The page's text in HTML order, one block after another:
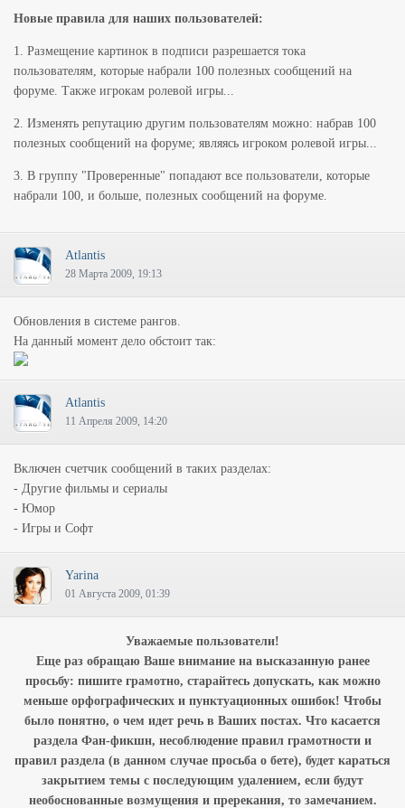
Новые правила для наших пользователей:
1. Размещение картинок в подписи разрешается тока
пользователям, которые набрали 100 полезных сообщений на
форуме. Также игрокам ролевой игры...
2. Изменять репутацию другим пользователям можно: набрав 100
полезных сообщений на форуме; являясь игроком ролевой игры...
3. В группу "Проверенные" попадают все пользователи, которые
набрали 100, и больше, полезных сообщений на форуме.
Atlantis
28 Марта 2009, 19:13
Обновления в системе рангов.
На данный момент дело обстоит так:
Atlantis
11 Апреля 2009, 14:20
Включен счетчик сообщений в таких разделах:
- Другие фильмы и сериалы
- Юмор
- Игры и Софт
Yarina
01 Августа 2009, 01:39
Уважаемые пользователи!
Еще раз обращаю Ваше внимание на высказанную ранее
просьбу: пишите грамотно, старайтесь допускать, как можно
меньше орфографических и пунктуационных ошибок! Чтобы
было понятно, о чем идет речь в Ваших постах. Что касается
раздела Фан-фикшн, несоблюдение правил грамотности и
правил раздела (в данном случае просьба о бете), будет караться
закрытием темы с последующим удалением, если будут
необоснованные возмущения и пререкания, то замечанием.